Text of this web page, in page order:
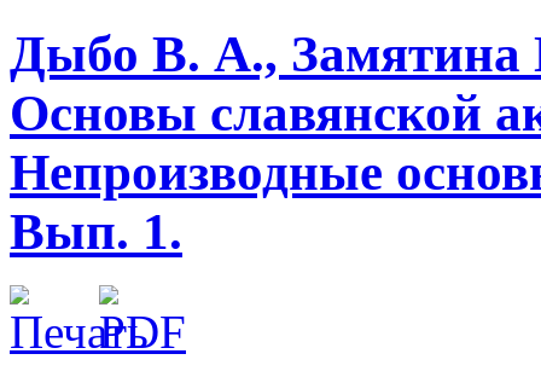
Дыбо В. А., Замятина
Основы славянской
Непроизводные
Вып. 1.